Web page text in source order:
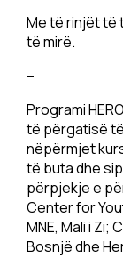
Me të rinjët të
të mirë.
–
Programi
të përgatisë
nëpërmjet
të buta dhe
përpjekje e
Center for
MNE, Mali i Zi;
Bosnjë dhe